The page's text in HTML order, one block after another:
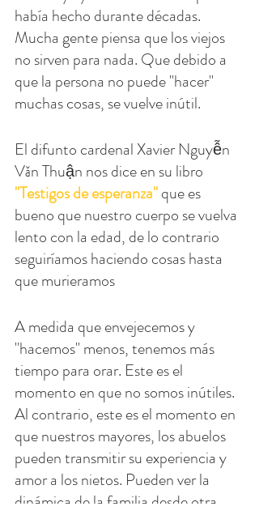
había hecho durante décadas.
Mucha gente piensa que los viejos
no sirven para nada. Que debido a
que la persona no puede "hacer"
muchas cosas, se vuelve inútil.
El difunto cardenal Xavier Nguyễn
Văn Thuận nos dice en su libro
"Testigos de esperanza" que es
bueno que nuestro cuerpo se vuelva
lento con la edad, de lo contrario
seguiríamos haciendo cosas hasta
que murieramos
A medida que envejecemos y
"hacemos" menos, tenemos más
tiempo para orar. Este es el
momento en que no somos inútiles.
Al contrario, este es el momento en
que nuestros mayores, los abuelos
pueden transmitir su experiencia y
amor a los nietos. Pueden ver la
dinámica de la familia desde otra